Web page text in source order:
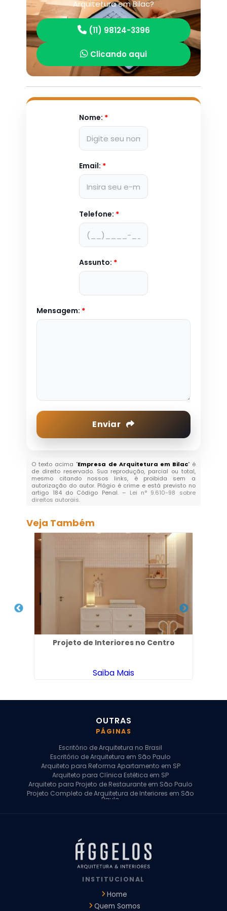
Arquitetura em Bilac?
(11) 98124-3396
Clicando aqui
Nome: *
Email: *
Telefone: *
Assunto: *
Mensagem: *
Enviar
O texto acima "Empresa de Arquitetura em Bilac" é
de direito reservado. Sua reprodução, parcial ou total,
mesmo citando nossos links, é proibida sem a
autorização do autor. Plágio é crime e está previsto no
artigo 184 do Código Penal. – Lei n° 9.610-98 sobre
direitos autorais.
Veja Também
Projeto de Interiores no Centro
Saiba Mais
OUTRAS
PÁGINAS
Escritório de Arquitetura no Brasil
Escritório de Arquitetura em São Paulo
Arquiteto para Reforma Apartamento em SP
Arquiteto para Clínica Estética em SP
Arquiteto para Projeto de Restaurante em São Paulo
Projeto Completo de Arquitetura de Interiores em São
Paulo
Arquiteto Comercial
Arquiteto para Reforma de Apartamento
Arquiteto para Reforma Residencial
Arquitetura para Reforma de Casas
Design de Interiores Apartamentos
Design de Interiores Residencial
INSTITUCIONAL
Home
Quem Somos